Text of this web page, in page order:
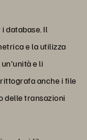
database. Il
e la utilizza
e li
anche i file
delle transazioni